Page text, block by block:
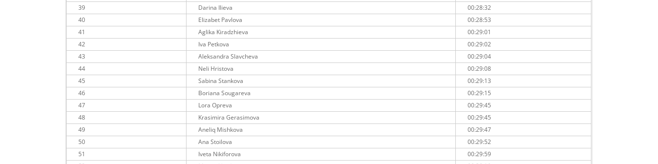
39
Darina Ilieva
00:28:32
40
Elizabet Pavlova
00:28:53
41
Aglika Kiradzhieva
00:29:01
42
Iva Petkova
00:29:02
43
Aleksandra Slavcheva
00:29:04
44
Neli Hristova
00:29:08
45
Sabina Stankova
00:29:13
46
Boriana Sougareva
00:29:15
47
Lora Opreva
00:29:45
48
Krasimira Gerasimova
00:29:45
49
Aneliq Mishkova
00:29:47
50
Ana Stoilova
00:29:52
51
Iveta Nikiforova
00:29:59